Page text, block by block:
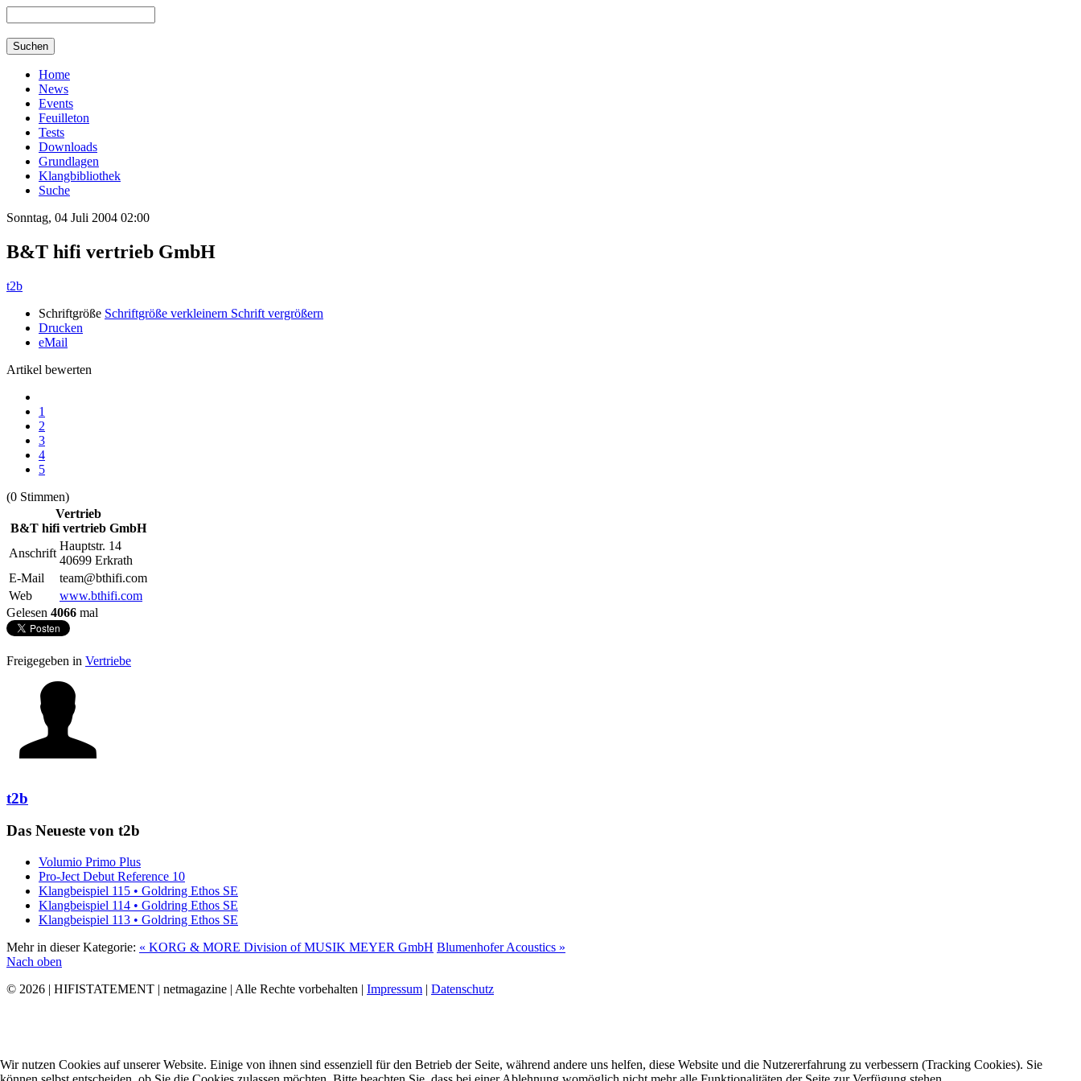
Home
News
Events
Feuilleton
Tests
Downloads
Grundlagen
Klangbibliothek
Suche
Sonntag, 04 Juli 2004 02:00
B&T hifi vertrieb GmbH
t2b
Schriftgröße Schriftgröße verkleinern Schrift vergrößern
Drucken
eMail
Artikel bewerten
1
2
3
4
5
(0 Stimmen)
Vertrieb
B&T hifi vertrieb GmbH
Anschrift
Hauptstr. 14
40699 Erkrath
E-Mail
team@bthifi.com
Web
www.bthifi.com
Gelesen 4066 mal
Freigegeben in Vertriebe
t2b
Das Neueste von t2b
Volumio Primo Plus
Pro-Ject Debut Reference 10
Klangbeispiel 115 • Goldring Ethos SE
Klangbeispiel 114 • Goldring Ethos SE
Klangbeispiel 113 • Goldring Ethos SE
Mehr in dieser Kategorie: « KORG & MORE Division of MUSIK MEYER GmbH Blumenhofer Acoustics »
Nach oben
© 2026 | HIFISTATEMENT | netmagazine | Alle Rechte vorbehalten | Impressum | Datenschutz
Wir nutzen Cookies auf unserer Website. Einige von ihnen sind essenziell für den Betrieb der Seite, während andere uns helfen, diese Website und die Nutzererfahrung zu verbessern (Tracking Cookies). Sie